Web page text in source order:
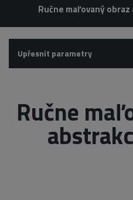
Ručne maľovaný
Upřesnit parametry
Ručne